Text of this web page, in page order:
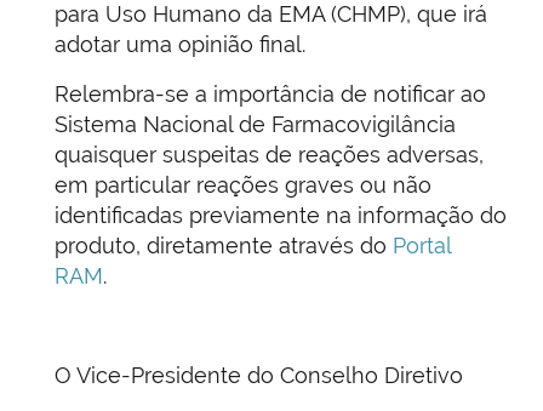
para Uso Humano da EMA (CHMP), que irá
adotar uma opinião final.
Relembra-se a importância de notificar ao
Sistema Nacional de Farmacovigilância
quaisquer suspeitas de reações adversas,
em particular reações graves ou não
identificadas previamente na informação do
produto, diretamente através do Portal
RAM.
O Vice-Presidente do Conselho Diretivo